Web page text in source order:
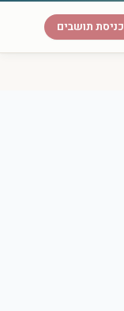
כניסת תושבים